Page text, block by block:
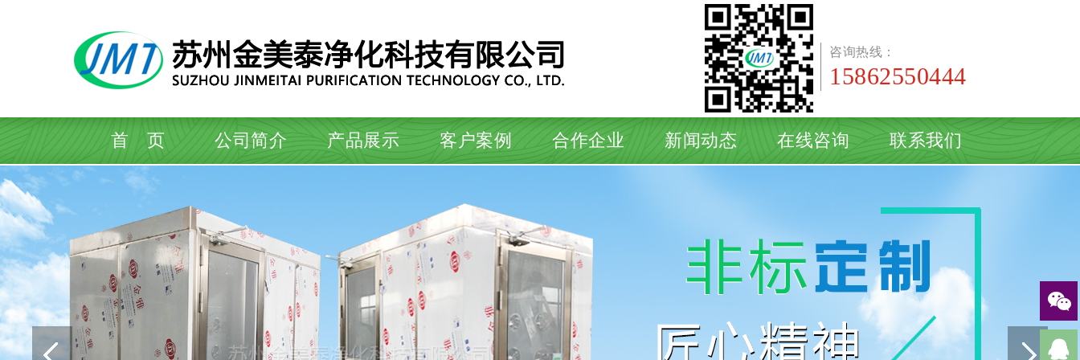
咨询热线：
15862550444
首 页 公司简介 产品展示 客户案例 合作企业 新闻动态 在线咨询 联系我们